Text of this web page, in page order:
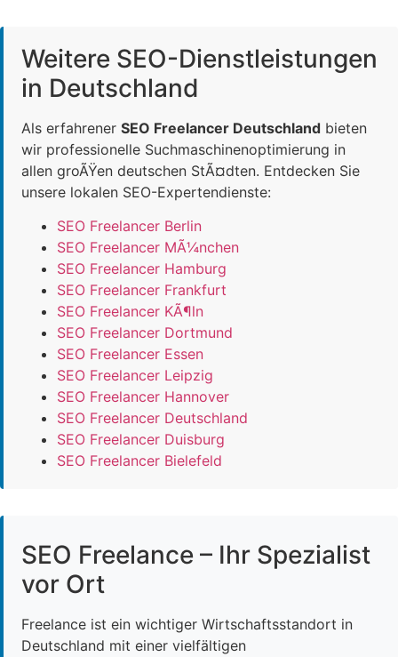
Weitere SEO-Dienstleistungen
in Deutschland
Als erfahrener SEO Freelancer Deutschland bieten
wir professionelle Suchmaschinenoptimierung in
allen groÃŸen deutschen StÃ¤dten. Entdecken Sie
unsere lokalen SEO-Expertendienste:
SEO Freelancer Berlin
SEO Freelancer MÃ¼nchen
SEO Freelancer Hamburg
SEO Freelancer Frankfurt
SEO Freelancer KÃ¶ln
SEO Freelancer Dortmund
SEO Freelancer Essen
SEO Freelancer Leipzig
SEO Freelancer Hannover
SEO Freelancer Deutschland
SEO Freelancer Duisburg
SEO Freelancer Bielefeld
SEO Freelance – Ihr Spezialist
vor Ort
Freelance ist ein wichtiger Wirtschaftsstandort in
Deutschland mit einer vielfältigen